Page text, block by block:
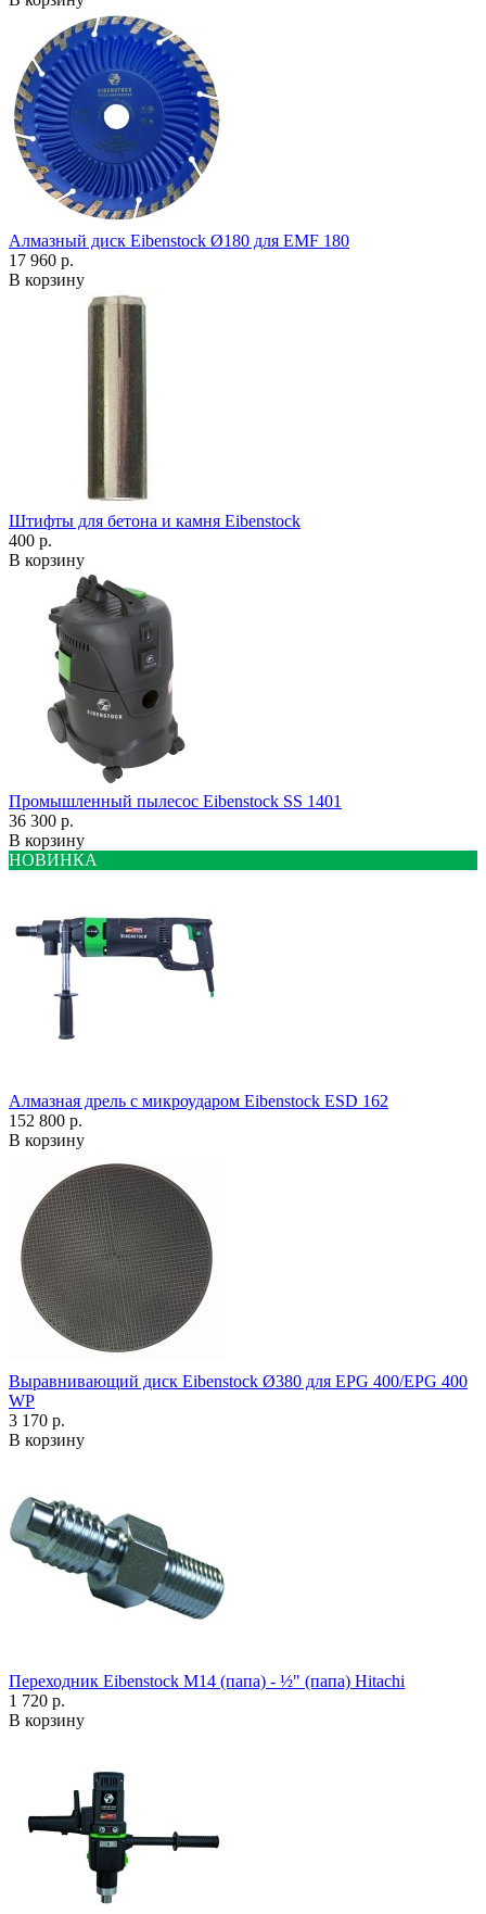
Алмазный диск Eibenstock Ø180 для EMF 180
17 960 р.
В корзину
Штифты для бетона и камня Eibenstock
400 р.
В корзину
Промышленный пылесос Eibenstock SS 1401
36 300 р.
В корзину
НОВИНКА
Алмазная дрель с микроударом Eibenstock ESD 162
152 800 р.
В корзину
Выравнивающий диск Eibenstock Ø380 для EPG 400/EPG 400
WP
3 170 р.
В корзину
Переходник Eibenstock M14 (папа) - ½" (папа) Hitachi
1 720 р.
В корзину